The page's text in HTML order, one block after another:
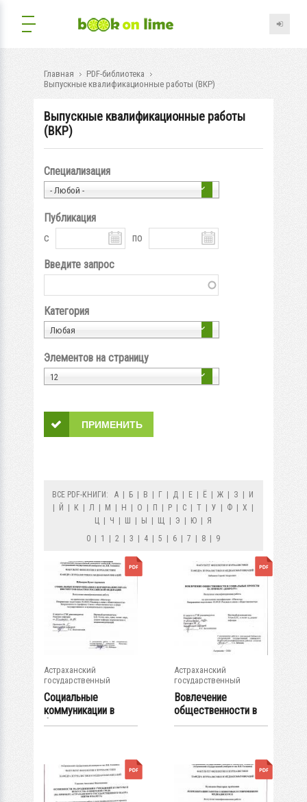
Главная
PDF-библиотека
Выпускные квалификационные работы (ВКР)
Выпускные квалификационные работы
(ВКР)
Специализация
- Любой -
Публикация
с
по
Введите запрос
Категория
Любая
Элементов на страницу
12
ВСЕ PDF-КНИГИ: А Б В Г Д Е Ё Ж З
И
Й К Л М Н О П Р С Т У Ф Х
Ц
Ч Ш Ы Щ Э Ю
Я
0
1 2 3 4 5 6 7 8 9
Астраханский
государственный
университет
Социальные
коммуникации в
формировании
Астраханский
государственный
университет
Вовлечение
общественности в
социальные проекты